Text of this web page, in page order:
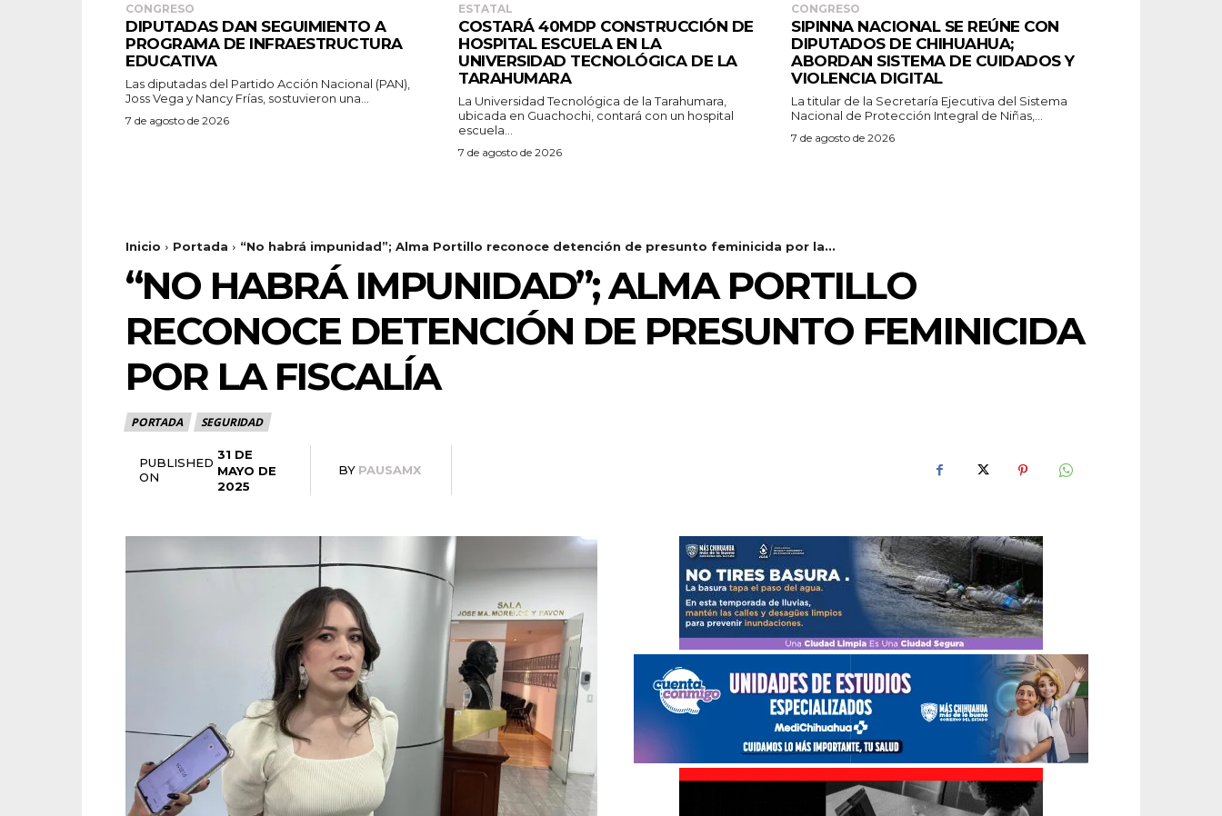
CONGRESO
DIPUTADAS DAN SEGUIMIENTO A
PROGRAMA DE INFRAESTRUCTURA
EDUCATIVA
Las diputadas del Partido Acción Nacional (PAN),
Joss Vega y Nancy Frías, sostuvieron una...
7 de agosto de 2026
ESTATAL
COSTARÁ 40MDP CONSTRUCCIÓN DE
HOSPITAL ESCUELA EN LA
UNIVERSIDAD TECNOLÓGICA DE LA
TARAHUMARA
La Universidad Tecnológica de la Tarahumara,
ubicada en Guachochi, contará con un hospital
escuela...
7 de agosto de 2026
CONGRESO
SIPINNA NACIONAL SE REÚNE CON
DIPUTADOS DE CHIHUAHUA;
ABORDAN SISTEMA DE CUIDADOS Y
VIOLENCIA DIGITAL
La titular de la Secretaría Ejecutiva del Sistema
Nacional de Protección Integral de Niñas,...
7 de agosto de 2026